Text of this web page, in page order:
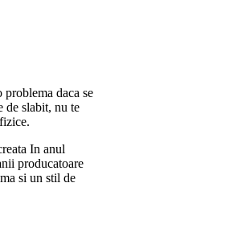
problema daca se
de slabit, nu te
In anul
producatoare
si un stil de